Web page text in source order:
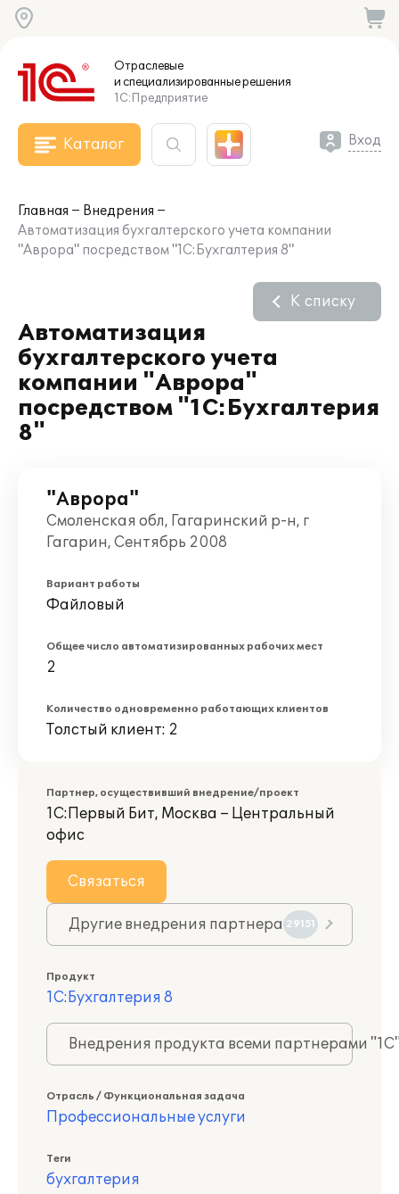
Отраслевые
и специализированныерешения
1С:Предприятие
Каталог Вход
Главная
Внедрения
Автоматизация бухгалтерского учета компании
"Аврора" посредством "1С:Бухгалтерия 8"
Автоматизация
бухгалтерского учета
компании "Аврора"
посредством "1С:Бухгалтерия
8"
К списку
"Аврора"
Смоленская обл, Гагаринский р-н, г
Гагарин, Сентябрь 2008
Вариант работы
Файловый
Общее число автоматизированных рабочих мест
2
Количество одновременно работающих клиентов
Толстый клиент: 2
Партнер, осуществивший внедрение/проект
1С:Первый Бит, Москва – Центральный
офис
Связаться
Другие внедрения партнера 29151
Продукт
1С:Бухгалтерия 8
Внедрения продукта всеми партнерами
Отрасль / Функциональная задача
Профессиональные услуги
Теги
бухгалтерия